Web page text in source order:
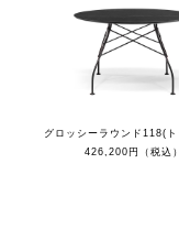
426,200円（税込）